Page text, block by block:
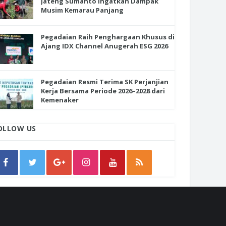
Musim Kemarau Panjang
Pegadaian Raih Penghargaan Khusus di
Ajang IDX Channel Anugerah ESG 2026
Pegadaian Resmi Terima SK Perjanjian
Kerja Bersama Periode 2026–2028 dari
Kemenaker
US